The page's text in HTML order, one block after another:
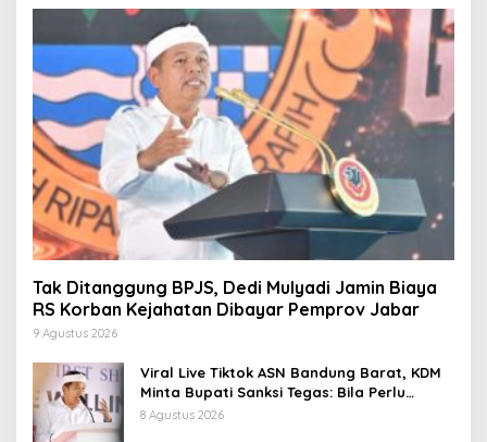
Tak Ditanggung BPJS, Dedi Mulyadi Jamin Biaya
RS Korban Kejahatan Dibayar Pemprov Jabar
9 Agustus 2026
Viral Live Tiktok ASN Bandung Barat, KDM
Minta Bupati Sanksi Tegas: Bila Perlu
Pemberhentian
8 Agustus 2026